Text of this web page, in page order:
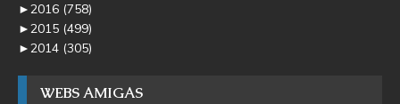
►2016 (758)
►2015 (499)
►2014 (305)
WEBS AMIGAS